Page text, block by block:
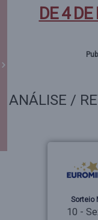
DE 4
ANÁLISE /
Sorteio
10 -